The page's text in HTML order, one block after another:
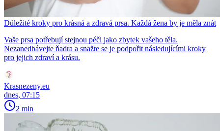
Důležité kroky pro krásná a zdravá prsa. Každá žena by je měla znát
Vaše prsa potřebují stejnou péči jako zbytek vašeho těla.
Nezanedbávejte ňadra a snažte se je podpořit následujícími kroky
pro jejich zdraví a krásu.
Krasnezeny.eu
dnes, 07:15
2 min